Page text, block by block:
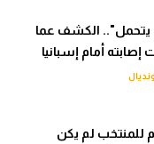
الكشف عما
إصابته أمام إسبانيا
للمنتخب لم يكن